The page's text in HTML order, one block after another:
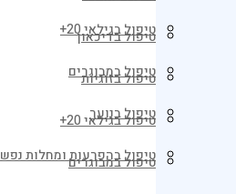
טיפול בגילאי 20+
טיפול במבוגרים
טיפול בנוער
טיפול בהפרעות ומחלות נפש
טיפול בדיכאון
טיפול בזוגיות
טיפול בגילאי 20+
טיפול במבוגרים